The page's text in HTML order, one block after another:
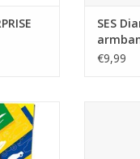
SES
€9,99
ASS